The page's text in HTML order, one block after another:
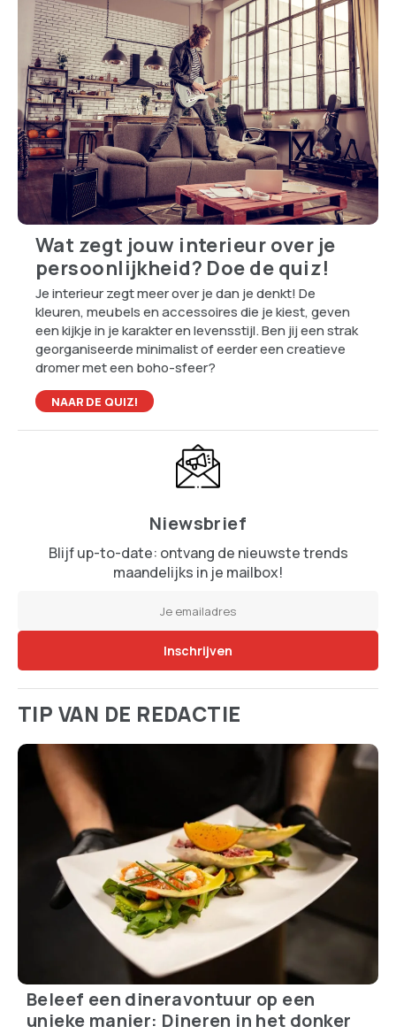
Wat zegt jouw interieur over je
persoonlijkheid? Doe de quiz!
Je interieur zegt meer over je dan je denkt! De
kleuren, meubels en accessoires die je kiest, geven
een kijkje in je karakter en levensstijl. Ben jij een strak
georganiseerde minimalist of eerder een creatieve
dromer met een boho-sfeer?
NAAR DE QUIZ!
Niewsbrief
Blijf up-to-date: ontvang de nieuwste trends
maandelijks in je mailbox!
TIP VAN DE REDACTIE
Beleef een dineravontuur op een
unieke manier: Dineren in het donker